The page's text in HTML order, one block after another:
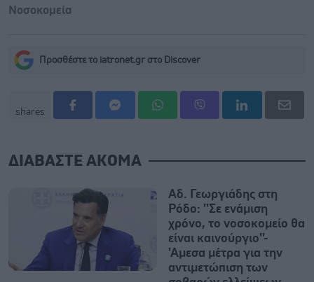
Νοσοκομεία
Προσθέστε το iatronet.gr στο Discover
shares
ΔΙΑΒΑΣΤΕ ΑΚΟΜΑ
Αδ. Γεωργιάδης στη
Ρόδο: ''Σε ενάμιση
χρόνο, το νοσοκομείο θα
είναι καινούργιο''-
'Αμεσα μέτρα για την
αντιμετώπιση των